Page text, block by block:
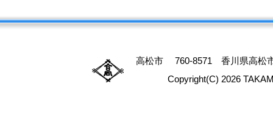
高松市 760-8571 香川県高松
Copyright(C) 2026